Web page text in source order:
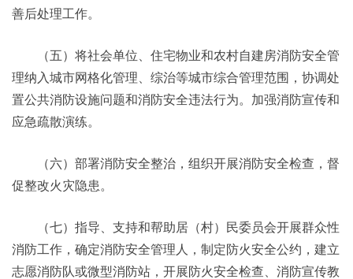
善后处理工作。
（五）将社会单位、住宅物业和农村自建房消防安全管
理纳入城市网格化管理、综治等城市综合管理范围，协调处
置公共消防设施问题和消防安全违法行为。加强消防宣传和
应急疏散演练。
（六）部署消防安全整治，组织开展消防安全检查，督
促整改火灾隐患。
（七）指导、支持和帮助居（村）民委员会开展群众性
消防工作，确定消防安全管理人，制定防火安全公约，建立
志愿消防队或微型消防站，开展防火安全检查、消防宣传教